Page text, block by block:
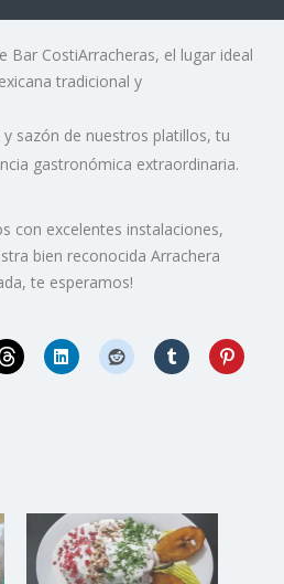
Bar CostiArracheras, el lugar ideal
tradicional y
sazón de nuestros platillos, tu
gastronómica extraordinaria.
con excelentes instalaciones,
bien reconocida Arrachera
te esperamos!